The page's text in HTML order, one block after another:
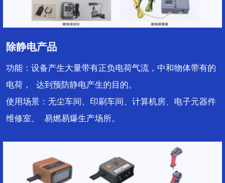
除静电产品
功能：设备产⽣⼤量带有正负电荷⽓流，中和物体带有的
电荷，  达到预防静电产⽣的⽬的。
使⽤场景：⽆尘⻋间、印刷⻋间、计算机房、电⼦元器件
维修室、  易燃易爆⽣产场所。